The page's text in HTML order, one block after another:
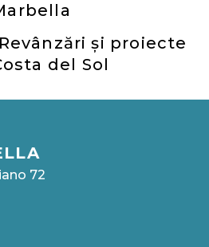
Revânzări și proiecte
del Sol
72